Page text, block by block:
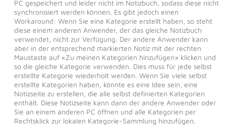
PC gespeichert und leider nicht im Notizbuch, sodass diese nicht
synchronisiert werden können. Es gibt jedoch einen
Workaround: Wenn Sie eine Kategorie erstellt haben, so steht
diese einem anderen Anwender, der das gleiche Notizbuch
verwendet, nicht zur Verfügung. Der andere Anwender kann
aber in der entsprechend markierten Notiz mit der rechten
Maustaste auf «Zu meinen Kategorien hinzufügen» klicken und
so die gleiche Kategorie verwenden. Dies muss für jede selbst
erstellte Kategorie wiederholt werden. Wenn Sie viele selbst
erstellte Kategorien haben, könnte es eine Idee sein, eine
Notizseite zu erstellen, die alle selbst definierten Kategorien
enthält. Diese Notizseite kann dann der andere Anwender oder
Sie an einem anderen PC öffnen und alle Kategorien per
Rechtsklick zur lokalen Kategorie-Sammlung hinzufügen.